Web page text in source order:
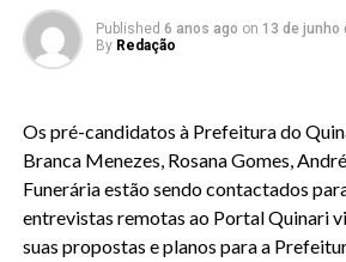
Published 6 anos ago on 13 de junho
By Redação
Os pré-candidatos à Prefeitura do
Branca Menezes, Rosana Gomes,
Funerária estão sendo contactados
entrevistas remotas ao Portal Quinari
suas propostas e planos para a